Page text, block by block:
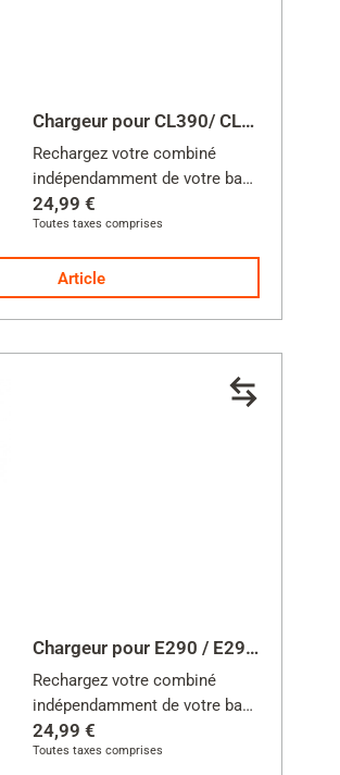
Chargeur pour CL390/ CL390HX
Rechargez votre combiné
indépendamment de votre base
Alimentation incluse
24,99 €
Toutes taxes comprises
Article
Chargeur pour E290 / E290HX / E390 / C575
Rechargez votre combiné
indépendamment de votre base
24,99 €
Toutes taxes comprises